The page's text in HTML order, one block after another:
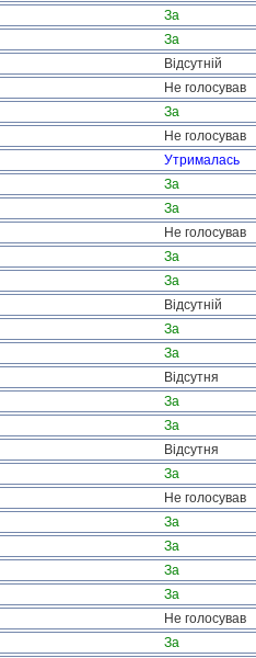
За
За
Відсутній
Не голосував
За
Не голосував
Утрималась
За
За
Не голосував
За
За
Відсутній
За
За
Відсутня
За
За
Відсутня
За
Не голосував
За
За
За
За
Не голосував
За